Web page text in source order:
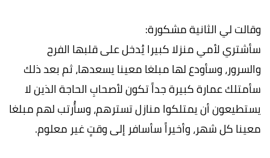
وقالت لي الثانیة مشكورة:
سأشتري لأمي منزلا كبیرا یُدخل على قلبھا الفرح
والسرور، وسأودع لھا مبلغا معینا یسعدھا، ثم بعد ذلك
سأمتلك عمارة كبیرة جداً تكون لأصحابِ الحاجة الذین لا
یستطیعون أن یمتلكوا منازل تسترھم، وسأُرتب لھم مبلغا
معینا كل شھر، وأخیراً سأسافر إلى وقتٍ غیر معلوم.